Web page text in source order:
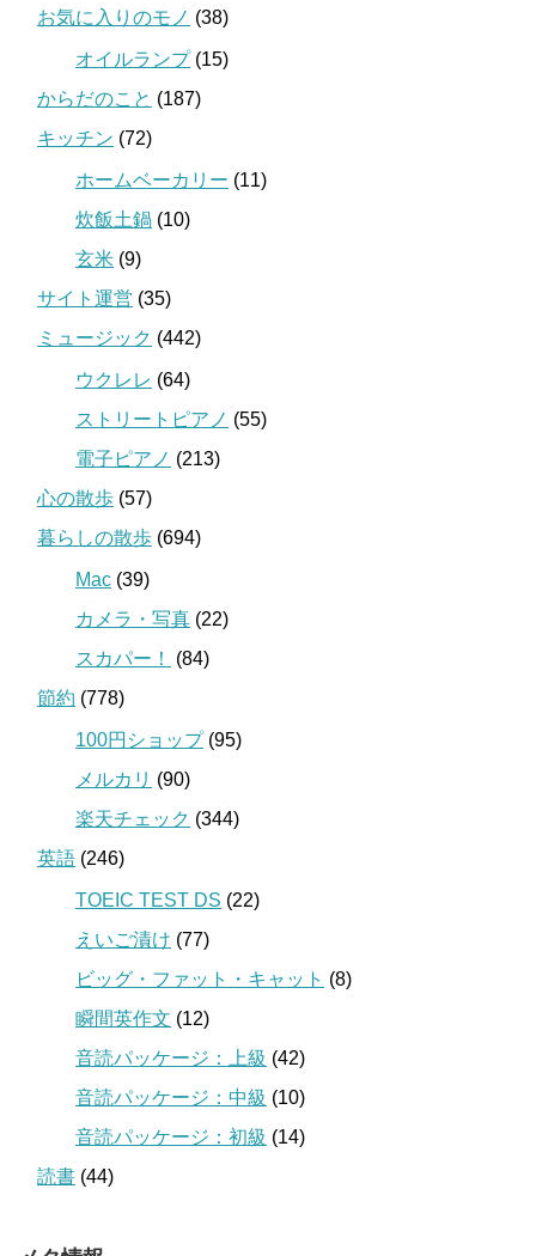
お気に入りのモノ (38)
オイルランプ(15)
からだのこと (187)
キッチン (72)
ホームベーカリー (11)
炊飯土鍋 (10)
玄米 (9)
サイト運営 (35)
ミュージック (442)
ウクレレ (64)
ストリートピアノ (55)
電子ピアノ (213)
心の散歩 (57)
暮らしの散歩 (694)
Mac (39)
カメラ・写真 (22)
スカパー！
(84)
節約 (778)
100円ショップ(95)
メルカリ (90)
楽天チェック (344)
英語 (246)
TOEIC TEST DS (22)
えいご漬け (77)
ビッグ・ファット・キャット (8)
瞬間英作文 (12)
音読パッケージ：上級 (42)
音読パッケージ：中級 (10)
音読パッケージ：初級 (14)
読書 (44)